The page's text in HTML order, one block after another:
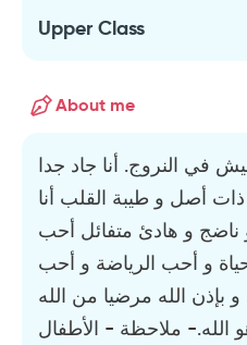
Upper Class
About me
في النروج. أنا جاد جدا
أصل و طيبة القلب أنا
و هادئ متفائل أحب
و أحب الرياضة و أحب
بإذن الله مرضيا من الله
الله.- ملاحظة - الأطفال